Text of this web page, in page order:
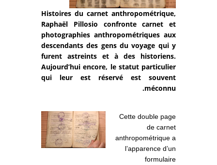
Histoires du carnet anthropométrique,
Raphaël Pillosio confronte carnet et
photographies anthropométriques aux
descendants des gens du voyage qui y
furent astreints et à des historiens.
Aujourd’hui encore, le statut particulier
qui leur est réservé est souvent
méconnu.
Cette double page
de carnet
anthropométrique a
l’apparence d’un
formulaire